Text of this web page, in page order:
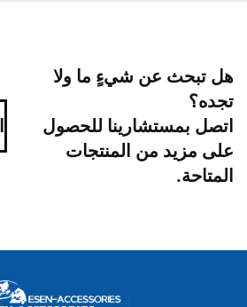
هل تبحث عن شيءٍ ما ولا
تجده؟
اتصل بمستشارينا للحصول
على مزيد من المنتجات
المتاحة.